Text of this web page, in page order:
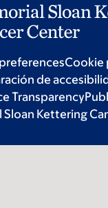
Cookie
de
Transparency
Kettering